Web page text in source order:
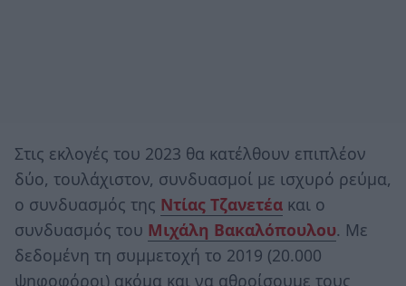
Στις εκλογές του 2023 θα κατέλθουν επιπλέον
δύο, τουλάχιστον, συνδυασμοί με ισχυρό ρεύμα,
ο συνδυασμός της Ντίας Τζανετέα και ο
συνδυασμός του Μιχάλη Βακαλόπουλου. Με
δεδομένη τη συμμετοχή το 2019 (20.000
ψηφοφόροι) ακόμα και να αθροίσουμε τους